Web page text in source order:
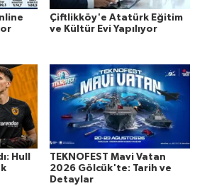
Çiftlikköy'e Atatürk Eğitim
ve Kültür Evi Yapılıyor
Hull
TEKNOFEST Mavi Vatan
2026 Gölcük'te: Tarih ve
Detaylar